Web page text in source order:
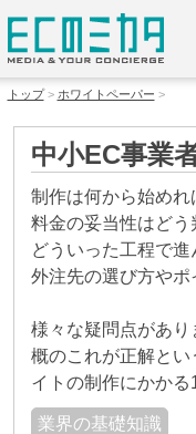
トップ ホワイトペーパー
中小EC事業
制作は何から始めれ
料金の妥当性はどう
どういった工程で進
外注先の選び方やポ
様々な疑問点があ
概のこれが正解と
イトの制作にかかる
業界の基礎知識